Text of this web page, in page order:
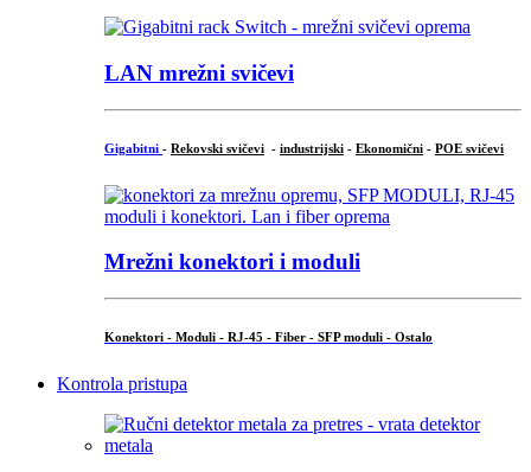
LAN mrežni svičevi
Gigabitni - Rekovski svičevi - industrijski - Ekonomični - POE svičevi
Mrežni konektori i moduli
Konektori - Moduli - RJ-45 - Fiber - SFP moduli - Ostalo
Kontrola pristupa